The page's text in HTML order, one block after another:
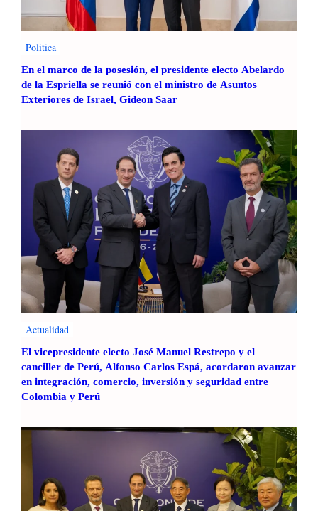
Politica
En el marco de la posesión, el presidente electo Abelardo
de la Espriella se reunió con el ministro de Asuntos
Exteriores de Israel, Gideon Saar
Actualidad
El vicepresidente electo José Manuel Restrepo y el
canciller de Perú, Alfonso Carlos Espá, acordaron avanzar
en integración, comercio, inversión y seguridad entre
Colombia y Perú